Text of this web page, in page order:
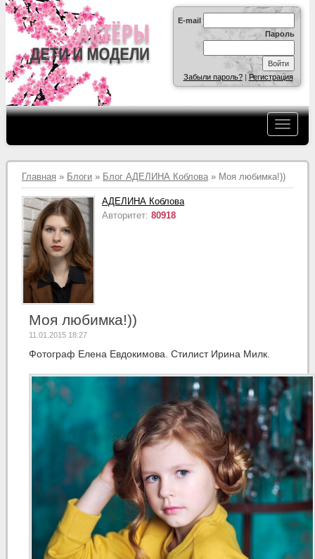
E-mail
Пароль
Забыли пароль?|Регистрация
Главная » Блоги » Блог АДЕЛИНА Коблова » Моя любимка!))
АДЕЛИНА Коблова
Авторитет: 80918
Моя любимка!))
11.01.2015 18:27
Фотограф Елена Евдокимова. Стилист Ирина Милк.